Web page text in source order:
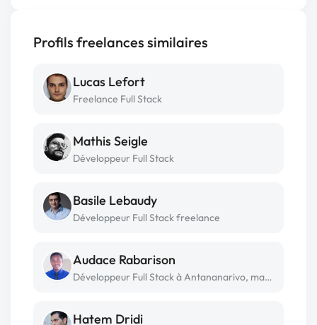
Profils freelances similaires
Lucas Lefort
Freelance Full Stack
Mathis Seigle
Développeur Full Stack
Basile Lebaudy
Développeur Full Stack freelance
Audace Rabarison
Développeur Full Stack à Antananarivo, madagascar
Hatem Dridi